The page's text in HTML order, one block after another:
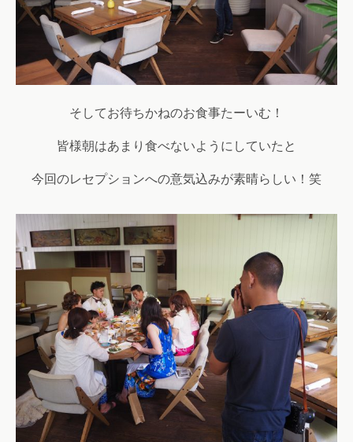
そしてお待ちかねのお食事たーいむ！
皆様朝はあまり食べないようにしていたと
今回のレセプションへの意気込みが素晴らしい！笑